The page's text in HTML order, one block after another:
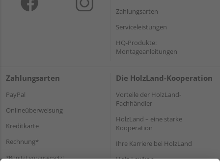
Zahlungsarten
Serviceleistungen
HQ-Produkte:
Montageanleitungen
Zahlungsarten
PayPal
Onlineüberweisung
Kreditkarte
Rechnung*
*Bonität vorausgesetzt
Die HolzLand-Kooperation
Vorteile der HolzLand-
Fachhändler
HolzLand – eine starke
Kooperation
Ihre Karriere bei HolzLand
Holz-Lexikon